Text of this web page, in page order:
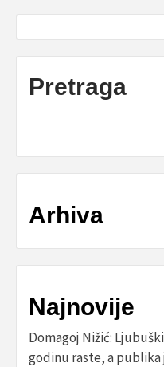
Pretraga
Arhiva
Najnovije
Domagoj Nižić:
godinu raste, a